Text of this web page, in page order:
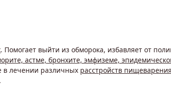
. Помогает выйти из обморока, избавляет от
астме, бронхите, эмфиземе,
в лечении различных расстройств пищеварения